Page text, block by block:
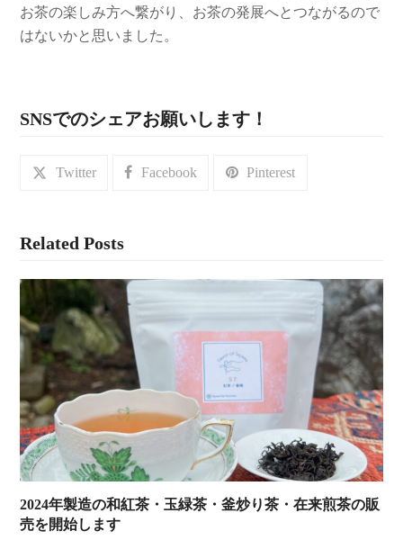
お茶の楽しみ方へ繋がり、お茶の発展へとつながるので
はないかと思いました。
SNSでのシェアお願いします！
Twitter Facebook Pinterest
Related Posts
2024年製造の和紅茶・玉緑茶・釜炒り茶・在来煎茶の販
売を開始します